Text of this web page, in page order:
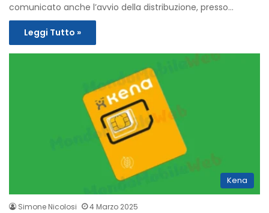
comunicato anche l’avvio della distribuzione, presso…
Leggi Tutto »
Kena
Simone Nicolosi 4 Marzo 2025